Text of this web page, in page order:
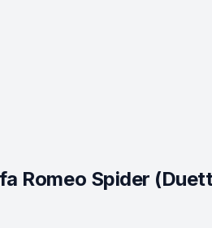
Romeo Spider